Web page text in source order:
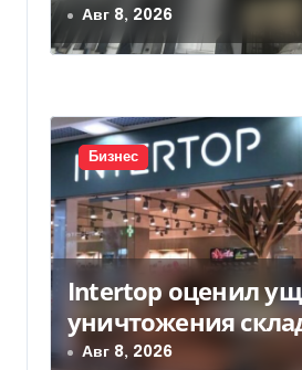
а
п
и
с
я
м
Авг 8, 2026
Бизнес
Intertop оценил
уничтожения
млн грн
Авг 8, 2026